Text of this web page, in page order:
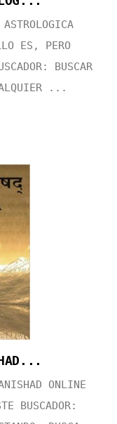
ES, PERO
BUSCAR
...
ONLINE
BUSCADOR: